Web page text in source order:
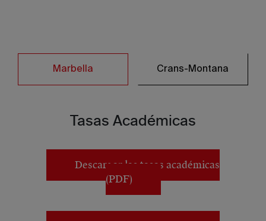
Marbella Crans-Montana
Tasas Académicas
Descargar las tasas académicas
(PDF)